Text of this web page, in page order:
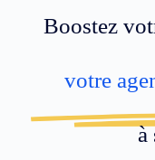
Boostez
votre
à